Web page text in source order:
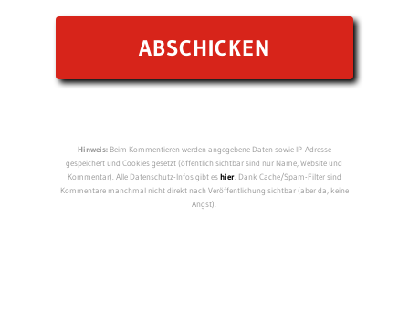
Hinweis:Beim Kommentieren werden angegebene Daten sowie IP-Adresse
gespeichert und Cookies gesetzt (öffentlich sichtbar sind nur Name, Website und
Kommentar). Alle Datenschutz-Infos gibt eshier. Dank Cache/Spam-Filter sind
Kommentare manchmal nicht direkt nach Veröffentlichung sichtbar (aber da, keine
Angst).